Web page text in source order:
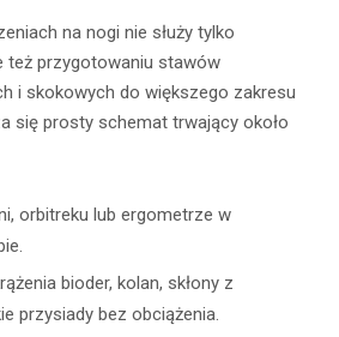
na nogi nie służy tylko
też przygotowaniu stawów
i skokowych do większego zakresu
się prosty schemat trwający około
orbitreku lub ergometrze w
bioder, kolan, skłony z
przysiady bez obciążenia.